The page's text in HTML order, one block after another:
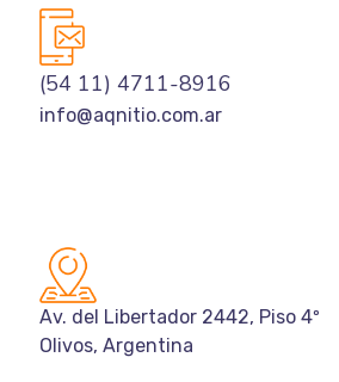
(54 11) 4711-8916
info@aqnitio.com.ar
Av. del Libertador 2442, Piso 4º
Olivos, Argentina